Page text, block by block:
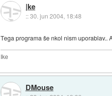
|ke
::30. jun 2004, 18:48
Tega programa še nkol nism uporablav..
Ike
DMouse